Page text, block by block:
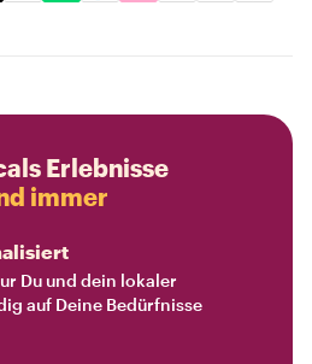
Erlebnisse
immer
Du und dein lokaler
auf Deine Bedürfnisse